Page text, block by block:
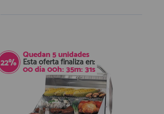
22%
Quedan5unidades
Esta oferta finaliza en:
00día00h:35m:30s